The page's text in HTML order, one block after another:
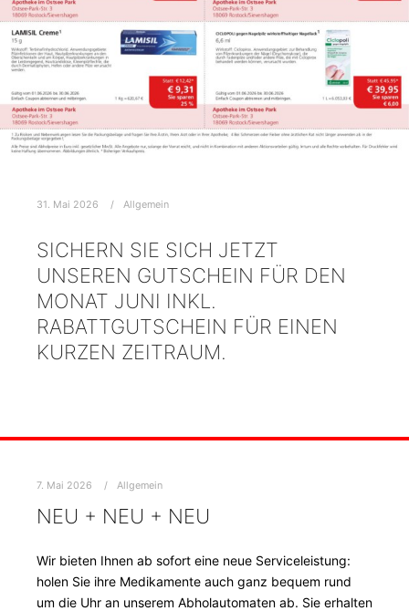
31. Mai 2026 Allgemein
SICHERN SIE SICH JETZT
UNSEREN GUTSCHEIN FÜR DEN
MONAT JUNI INKL.
RABATTGUTSCHEIN FÜR EINEN
KURZEN ZEITRAUM.
7. Mai 2026 Allgemein
NEU + NEU + NEU
Wir bieten Ihnen ab sofort eine neue Serviceleistung:
holen Sie ihre Medikamente auch ganz bequem rund
um die Uhr an unserem Abholautomaten ab. Sie erhalten